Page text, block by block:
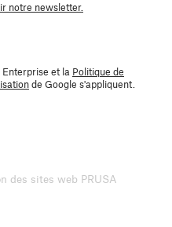
notre newsletter.
et la Politique de
de Google s'appliquent.
des sites web PRUSA